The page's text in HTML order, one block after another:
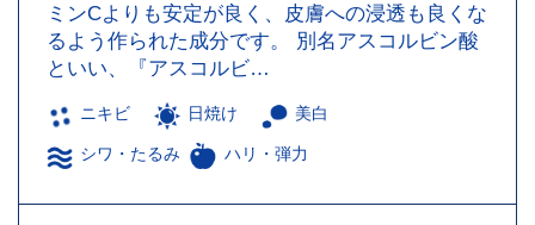
ミンCよりも安定が良く、皮膚への浸透も良くな
るよう作られた成分です。 別名アスコルビン酸
といい、『アスコルビ…
ニキビ 日焼け 美白
シワ・たるみ ハリ・弾力